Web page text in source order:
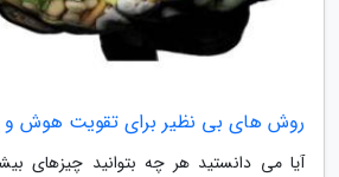
روش های بی نظیر برای تقویت هوش و
آیا می دانستید هر چه بتوانید چیزهای